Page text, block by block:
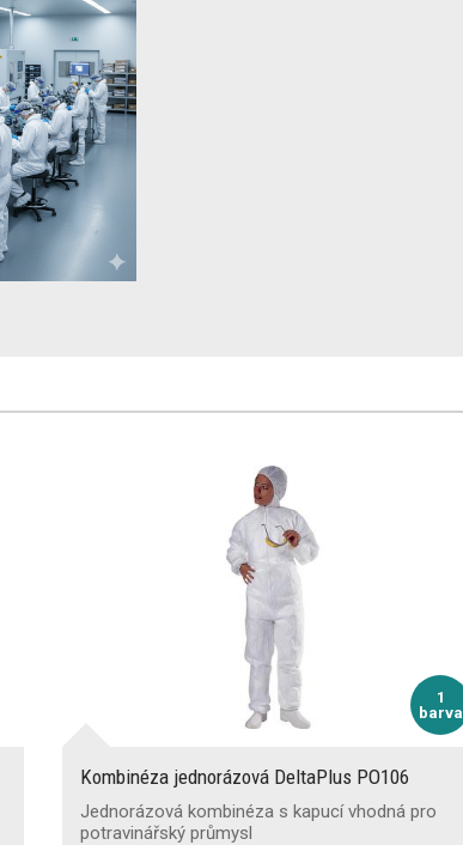
1
barva
Kombinéza jednorázová DeltaPlus PO106
Jednorázová kombinéza s kapucí vhodná pro
potravinářský průmysl